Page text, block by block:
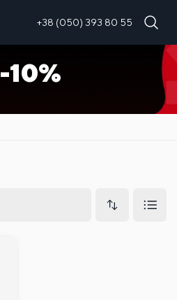
+38 (050) 393 80 55
UA
-10%